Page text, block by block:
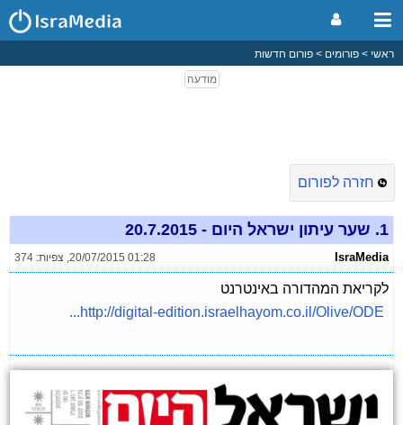
ראשי פורומים פורום חדשות
חזרה לפורום
1. שער עיתון ישראל היום - 20.7.2015
IsraMedia
20/07/2015 01:28
, צפיות: 374
לקריאת המהדורה באינטרנט
http://digital-edition.israelhayom.co.il/Olive/ODE...